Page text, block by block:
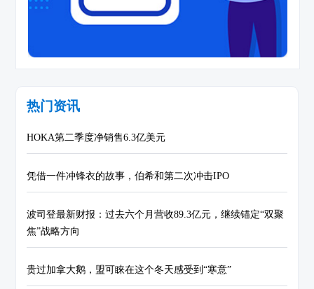
热门资讯
HOKA第二季度净销售6.3亿美元
凭借一件冲锋衣的故事，伯希和第二次冲击IPO
波司登最新财报：过去六个月营收89.3亿元，继续锚定“双聚
焦”战略方向
贵过加拿大鹅，盟可睐在这个冬天感受到“寒意”